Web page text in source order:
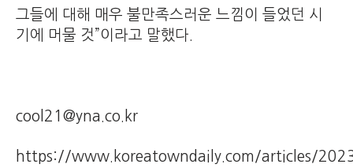
그들에 대해 매우 불만족스러운 느낌이 들었던 시
기에 머물 것”이라고 말했다.
cool21@yna.co.kr
https://www.koreatowndaily.com/articles/